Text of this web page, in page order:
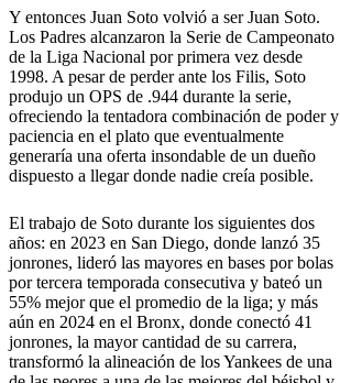
Y entonces Juan Soto volvió a ser Juan Soto.
Los Padres alcanzaron la Serie de Campeonato
de la Liga Nacional por primera vez desde
1998. A pesar de perder ante los Filis, Soto
produjo un OPS de .944 durante la serie,
ofreciendo la tentadora combinación de poder y
paciencia en el plato que eventualmente
generaría una oferta insondable de un dueño
dispuesto a llegar donde nadie creía posible.
El trabajo de Soto durante los siguientes dos
años: en 2023 en San Diego, donde lanzó 35
jonrones, lideró las mayores en bases por bolas
por tercera temporada consecutiva y bateó un
55% mejor que el promedio de la liga; y más
aún en 2024 en el Bronx, donde conectó 41
jonrones, la mayor cantidad de su carrera,
transformó la alineación de los Yankees de una